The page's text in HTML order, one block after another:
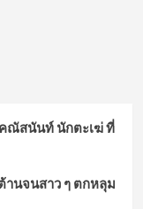
ณัสนันท์ นักตะเฆ่ ที่
นจนสาว ๆ ตกหลุม